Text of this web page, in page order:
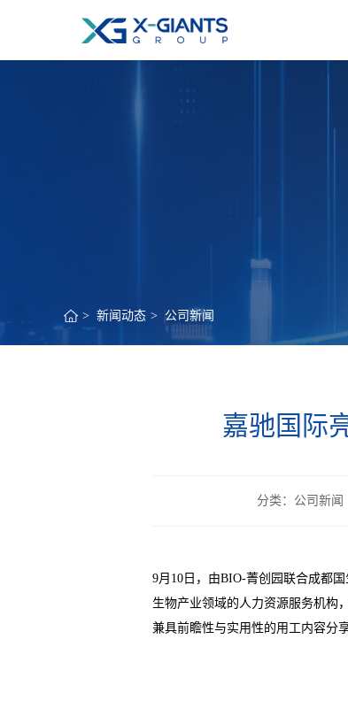
> 新闻动态 > 公司新闻
嘉驰国际
分类：公司新闻
9月10日，由BIO-菁创园联合成都
生物产业领域的人力资源服务机构
兼具前瞻性与实用性的用工内容分